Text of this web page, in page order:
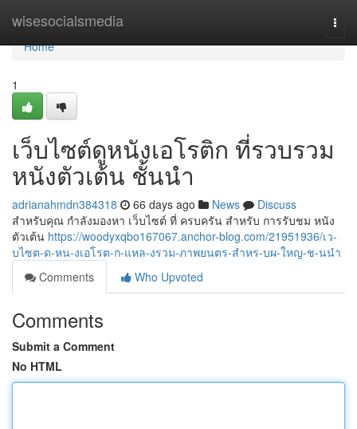
wisesocialsmedia
Home
Home
1
เว็บไซต์ดูหนังเอโรติก ที่รวบรวม
หนังตัวเต้น ชั้นนำ
adrianahmdn384318 66 days ago News
Discuss
สำหรับคุณ กำลังมองหา เว็บไซต์ ที่ ครบครัน สำหรับ การรับชม หนัง
ตัวเต้น https://woodyxqbo167067.anchor-blog.com/21951936/เว-
บไซต-ด-หน-งเอโรต-ก-แหล-งรวม-ภาพยนตร-สำหร-บผ-ใหญ-ช-นนำ
Comments
Who Upvoted
Comments
Submit a Comment
No HTML